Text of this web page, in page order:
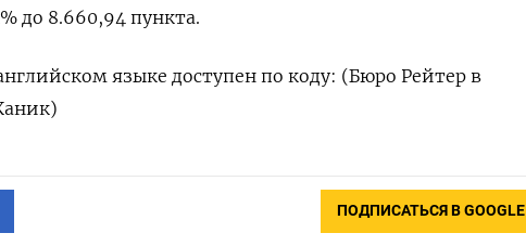
до 8.660,94 пункта.
языке доступен по коду: (Бюро Рейтер в
ПОДПИСАТЬСЯ В GOOGLE